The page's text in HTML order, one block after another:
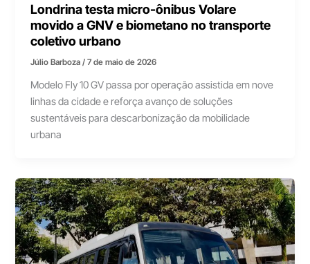
Londrina testa micro-ônibus Volare
movido a GNV e biometano no transporte
coletivo urbano
Júlio Barboza/7 de maio de 2026
Modelo Fly 10 GV passa por operação assistida em nove
linhas da cidade e reforça avanço de soluções
sustentáveis para descarbonização da mobilidade
urbana